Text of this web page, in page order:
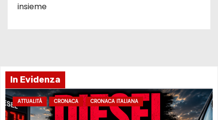
insieme
In Evidenza
ATTUALITÀ CRONACA CRONACA ITALIANA